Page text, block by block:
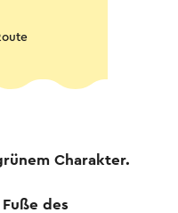
Charakter.
des